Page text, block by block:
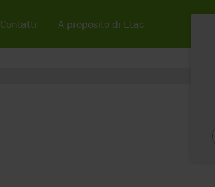
Contatti A proposito di Etac